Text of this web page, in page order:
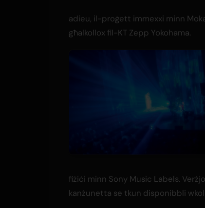
adieu, il-proġett immexxi minn
għalkollox fil-KT Zepp Yokohama.
fiżiċi minn Sony Music Labels.
kanżunetta se tkun disponibbli